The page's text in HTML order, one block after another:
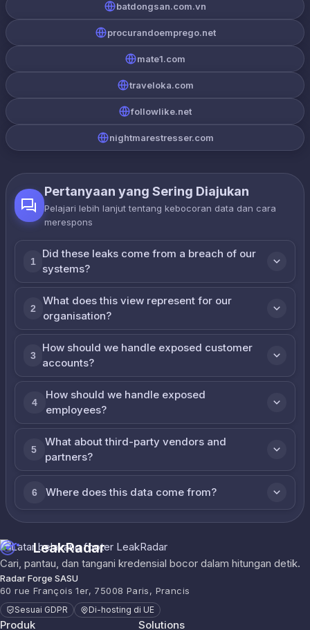
batdongsan.com.vn
procurandoemprego.net
mate1.com
traveloka.com
followlike.net
nightmarestresser.com
Pertanyaan yang Sering Diajukan
Pelajari lebih lanjut tentang kebocoran data dan cara
merespons
1
Did these leaks come from a breach of our
systems?
2
What does this view represent for our
organisation?
3
How should we handle exposed customer
accounts?
4
How should we handle exposed
employees?
5
What about third-party vendors and
partners?
6 Where does this data come from?
LeakRadar
Cari, pantau, dan tangani kredensial bocor dalam hitungan detik.
Radar Forge SASU
60 rue François 1er, 75008 Paris, Prancis
Sesuai GDPR Di-hosting di UE
Produk Solutions